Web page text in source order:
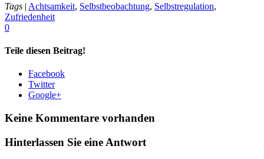
Tags | Achtsamkeit, Selbstbeobachtung, Selbstregulation,
Zufriedenheit
0
Teile diesen Beitrag!
Facebook
Twitter
Google+
Keine Kommentare vorhanden
Hinterlassen Sie eine Antwort